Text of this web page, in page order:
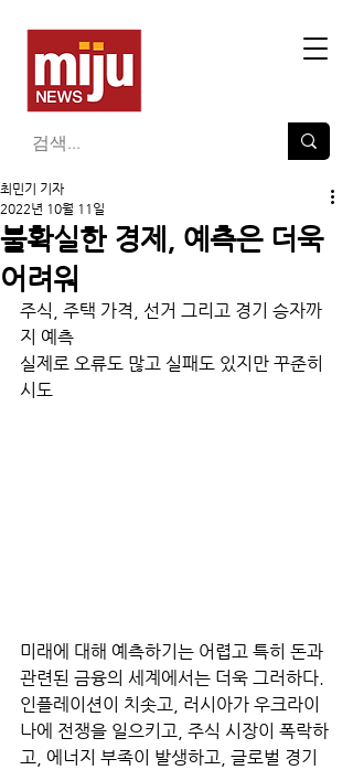
불확실한 경제, 예측은 더욱
어려워
최민기 기자
2022년 10월 11일
주식, 주택 가격, 선거 그리고 경기 승자까
지 예측
실제로 오류도 많고 실패도 있지만 꾸준히
시도
미래에 대해 예측하기는 어렵고 특히 돈과
관련된 금융의 세계에서는 더욱 그러하다.
인플레이션이 치솟고, 러시아가 우크라이
나에 전쟁을 일으키고, 주식 시장이 폭락하
고, 에너지 부족이 발생하고, 글로벌 경기